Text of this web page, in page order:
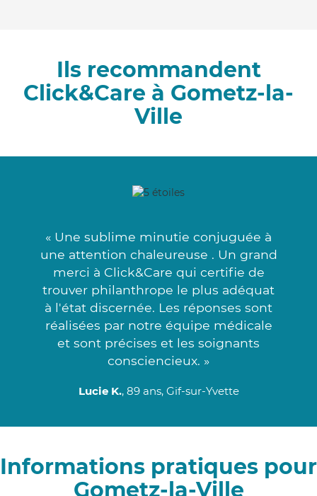
Ils recommandent
Click&Care à Gometz-la-
Ville
« Une sublime minutie conjuguée à
une attention chaleureuse . Un grand
merci à Click&Care qui certifie de
trouver philanthrope le plus adéquat
à l'état discernée. Les réponses sont
réalisées par notre équipe médicale
et sont précises et les soignants
consciencieux. »
Lucie K., 89 ans, Gif-sur-Yvette
Informations pratiques pour
Gometz-la-Ville